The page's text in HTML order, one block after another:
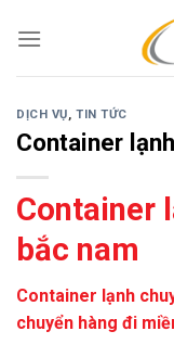
DỊCH VỤ,TIN TỨC
Container
Container
bắc nam
Container lạnh
chuyển hàng đi